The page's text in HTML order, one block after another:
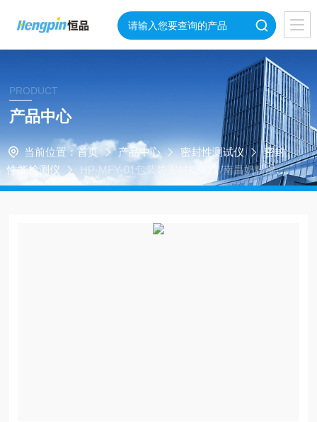
PRODUCT
产品中心
当前位置： 首页 产品中心 密封性测试仪
密封
性能检测仪
HP-MFY-01包装袋密封检漏仪/南昌奶粉罐密
封仪